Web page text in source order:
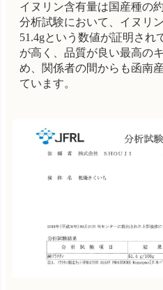
イヌリン含有量は国産種の
分析試験において、イヌリ
51.4gという数値が証明され
が高く、品質が良い最高の
め、関係者の間からも函南
ています。